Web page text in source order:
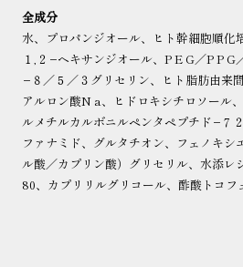
全成分
水、プロパンジオール、ヒト幹細胞順化
１,２−ヘキサンジオール、P E G／P P
−８／５／３グリセリン、ヒト脂肪由来
アルロン酸N a、ヒドロキシチロソール
ルメチルカルボニルペンタペプチド−７
ファナミド、グルタチオン、フェノキシ
ル酸／カプリン酸）グリセリル、水添レ
80、カプリリルグリコール、酢酸トコフ